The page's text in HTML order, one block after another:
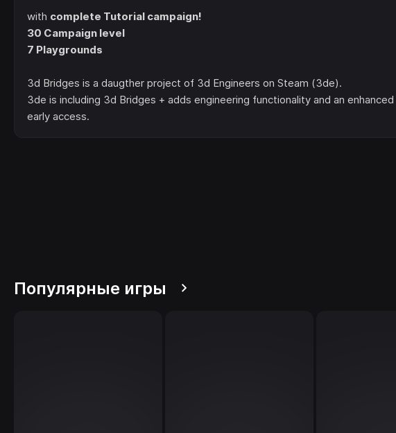
with complete Tutorial campaign!
30 Campaign level
7 Playgrounds
3d Bridges is a daugther project of 3d Engineers on Steam (3de).
3de is including 3d Bridges + adds engineering functionality and an
early access.
Популярные игры